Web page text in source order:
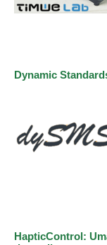
Dynamic
HapticControl: